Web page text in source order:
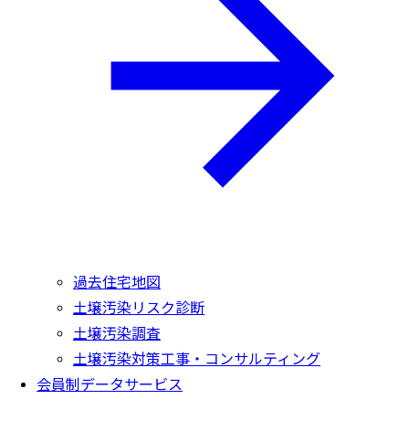
過去住宅地図
土壌汚染リスク診断
土壌汚染調査
土壌汚染対策工事・コンサルティング
会員制データサービス